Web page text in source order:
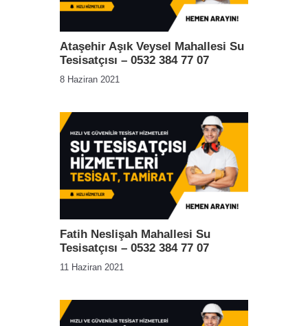
Ataşehir Aşık Veysel Mahallesi Su
Tesisatçısı – 0532 384 77 07
8 Haziran 2021
Fatih Neslişah Mahallesi Su
Tesisatçısı – 0532 384 77 07
11 Haziran 2021